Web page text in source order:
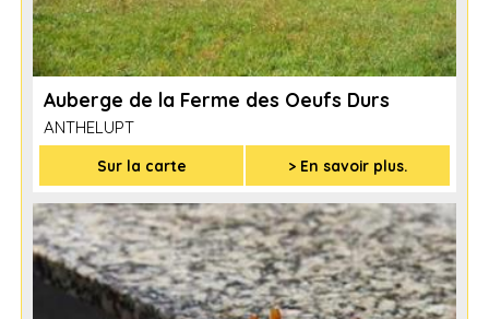
Auberge de la Ferme des Oeufs Durs
ANTHELUPT
Sur la carte > En savoir plus.